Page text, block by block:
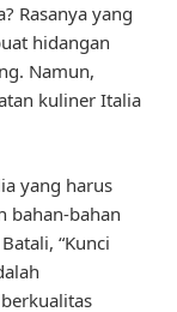
Rasanya yang
hidangan
Namun,
kuliner Italia
yang harus
bahan-bahan
“Kunci